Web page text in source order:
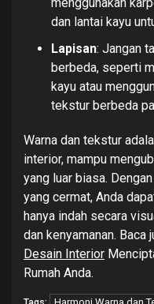
dan lantai kayu
Lapisan: Jangan
berbeda, seperti
kayu atau
tekstur berbeda
Warna dan tekstur
interior, mampu
yang luar biasa.
yang cermat, Anda
hanya indah secara
dan kenyamanan. Baca
Desain Interior
Rumah Anda.